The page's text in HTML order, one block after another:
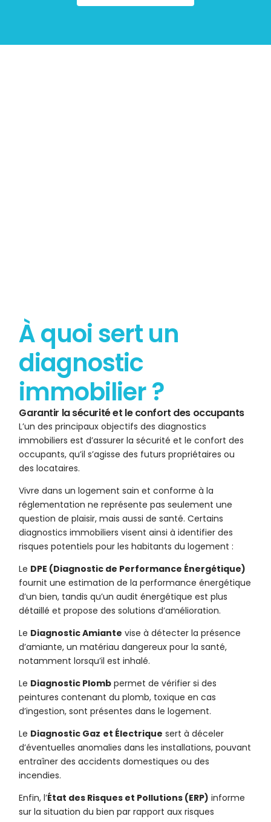
À quoi sert un
diagnostic
immobilier ?
Garantir la sécurité et le confort des occupants
L’un des principaux objectifs des diagnostics
immobiliers est d’assurer la sécurité et le confort des
occupants, qu’il s’agisse des futurs propriétaires ou
des locataires.
Vivre dans un logement sain et conforme à la
réglementation ne représente pas seulement une
question de plaisir, mais aussi de santé. Certains
diagnostics immobiliers visent ainsi à identifier des
risques potentiels pour les habitants du logement :
Le DPE (Diagnostic de Performance Énergétique)
fournit une estimation de la performance énergétique
d’un bien, tandis qu’un audit énergétique est plus
détaillé et propose des solutions d’amélioration.
Le Diagnostic Amiante vise à détecter la présence
d’amiante, un matériau dangereux pour la santé,
notamment lorsqu’il est inhalé.
Le Diagnostic Plomb permet de vérifier si des
peintures contenant du plomb, toxique en cas
d’ingestion, sont présentes dans le logement.
Le Diagnostic Gaz et Électrique sert à déceler
d’éventuelles anomalies dans les installations, pouvant
entraîner des accidents domestiques ou des
incendies.
Enfin, l’État des Risques et Pollutions (ERP) informe
sur la situation du bien par rapport aux risques